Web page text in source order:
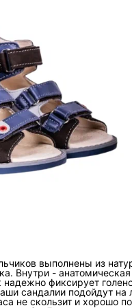
выполнены из
Внутри -
фиксирует
сандалии подойдут
не скользит и хорошо